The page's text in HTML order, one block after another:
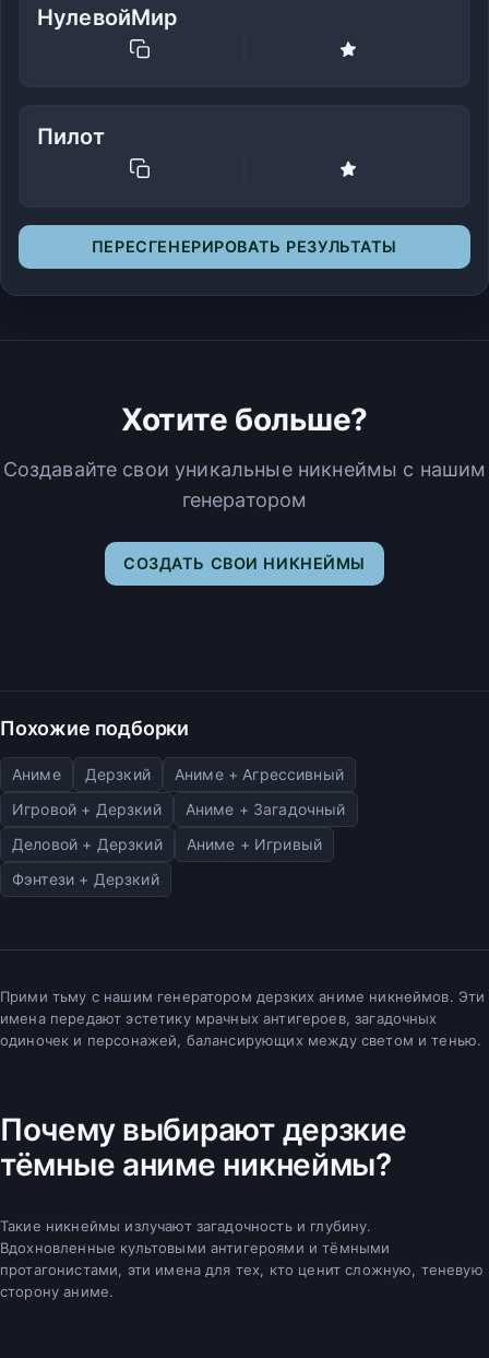
НулевойМир
Пилот
ПЕРЕСГЕНЕРИРОВАТЬ РЕЗУЛЬТАТЫ
Хотите больше?
Создавайте свои уникальные никнеймы с нашим
генератором
СОЗДАТЬ СВОИ НИКНЕЙМЫ
Похожие подборки
Аниме Дерзкий
Аниме + Агрессивный
Игровой + Дерзкий
Аниме + Загадочный
Деловой + Дерзкий
Аниме + Игривый
Фэнтези + Дерзкий
Прими тьму с нашим генератором дерзких аниме никнеймов. Эти
имена передают эстетику мрачных антигероев, загадочных
одиночек и персонажей, балансирующих между светом и тенью.
Почему выбирают дерзкие
тёмные аниме никнеймы?
Такие никнеймы излучают загадочность и глубину.
Вдохновленные культовыми антигероями и тёмными
протагонистами, эти имена для тех, кто ценит сложную, теневую
сторону аниме.